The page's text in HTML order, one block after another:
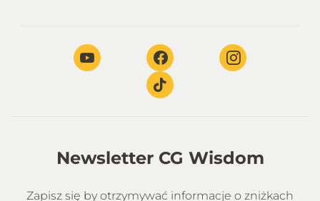
Newsletter CG Wisdom
Zapisz się by otrzymywać informacje o zniżkach